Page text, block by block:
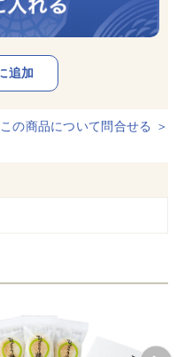
この商品について問合せる ＞